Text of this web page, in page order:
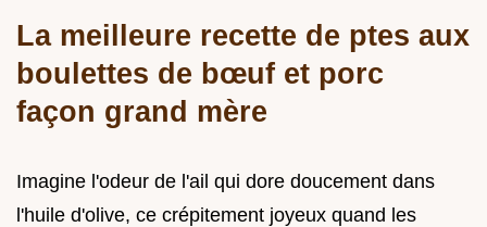
La meilleure recette de ptes aux
boulettes de bœuf et porc
façon grand mère
Imagine l'odeur de l'ail qui dore doucement dans
l'huile d'olive, ce crépitement joyeux quand les